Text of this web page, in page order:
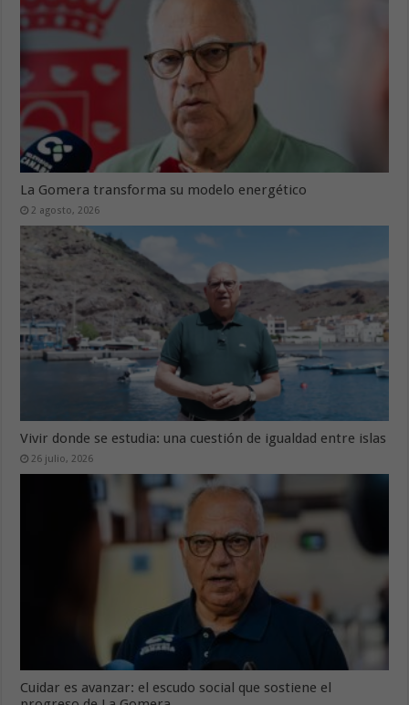
La Gomera transforma su modelo energético
2 agosto, 2026
Vivir donde se estudia: una cuestión de igualdad entre islas
26 julio, 2026
Cuidar es avanzar: el escudo social que sostiene el